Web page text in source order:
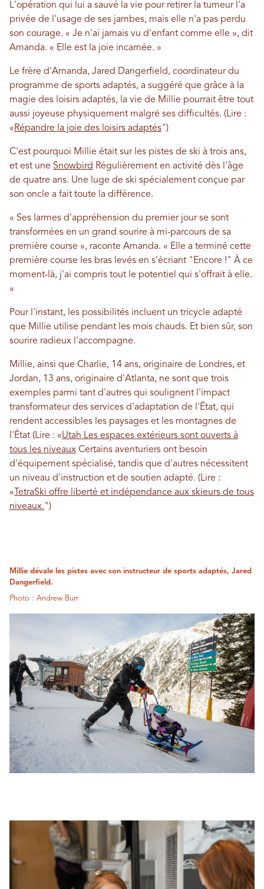
L'opération qui lui a sauvé la vie pour retirer la tumeur l'a
privée de l'usage de ses jambes, mais elle n'a pas perdu
son courage. « Je n'ai jamais vu d'enfant comme elle », dit
Amanda. « Elle est la joie incarnée. »
Le frère d'Amanda, Jared Dangerfield, coordinateur du
programme de sports adaptés, a suggéré que grâce à la
magie des loisirs adaptés, la vie de Millie pourrait être tout
aussi joyeuse physiquement malgré ses difficultés. (Lire :
«Répandre la joie des loisirs adaptés")
C'est pourquoi Millie était sur les pistes de ski à trois ans,
et est une Snowbird Régulièrement en activité dès l'âge
de quatre ans. Une luge de ski spécialement conçue par
son oncle a fait toute la différence.
« Ses larmes d'appréhension du premier jour se sont
transformées en un grand sourire à mi-parcours de sa
première course », raconte Amanda. « Elle a terminé cette
première course les bras levés en s'écriant "Encore !" À ce
moment-là, j'ai compris tout le potentiel qui s'offrait à elle.
»
Pour l'instant, les possibilités incluent un tricycle adapté
que Millie utilise pendant les mois chauds. Et bien sûr, son
sourire radieux l'accompagne.
Millie, ainsi que Charlie, 14 ans, originaire de Londres, et
Jordan, 13 ans, originaire d'Atlanta, ne sont que trois
exemples parmi tant d'autres qui soulignent l'impact
transformateur des services d'adaptation de l'État, qui
rendent accessibles les paysages et les montagnes de
l'État (Lire : «Utah Les espaces extérieurs sont ouverts à
tous les niveaux Certains aventuriers ont besoin
d'équipement spécialisé, tandis que d'autres nécessitent
un niveau d'instruction et de soutien adapté. (Lire :
« TetraSki offre liberté et indépendance aux skieurs de tous
niveaux.")
Millie dévale les pistes avec son instructeur de sports adaptés, Jared
Dangerfield.
Photo : Andrew Burr